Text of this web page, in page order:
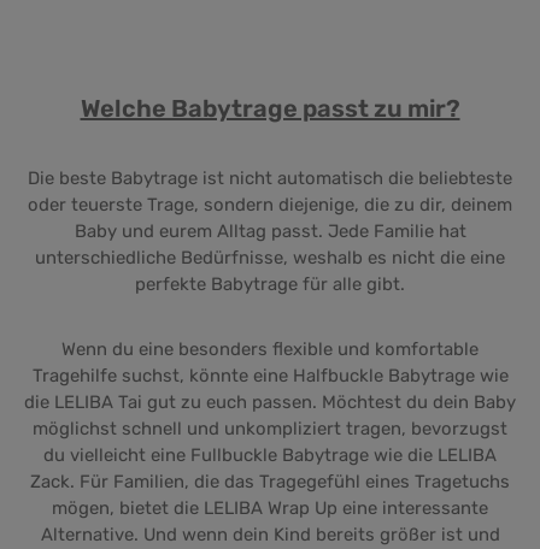
Welche Babytrage passt zu mir?
Die beste Babytrage ist nicht automatisch die beliebteste
oder teuerste Trage, sondern diejenige, die zu dir, deinem
Baby und eurem Alltag passt. Jede Familie hat
unterschiedliche Bedürfnisse, weshalb es nicht die eine
perfekte Babytrage für alle gibt.
Wenn du eine besonders flexible und komfortable
Tragehilfe suchst, könnte eine Halfbuckle Babytrage wie
die LELIBA Tai gut zu euch passen. Möchtest du dein Baby
möglichst schnell und unkompliziert tragen, bevorzugst
du vielleicht eine Fullbuckle Babytrage wie die LELIBA
Zack. Für Familien, die das Tragegefühl eines Tragetuchs
mögen, bietet die LELIBA Wrap Up eine interessante
Alternative. Und wenn dein Kind bereits größer ist und